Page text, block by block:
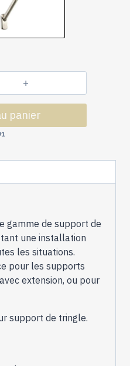
66491
panier
gamme de support de
une installation
les situations.
pour les supports
extension, ou pour
support de tringle.